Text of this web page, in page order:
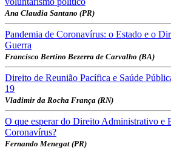
Ana Claudia Santano (PR)
Pandemia de Coronavírus: o Estado e o
Guerra
Francisco Bertino Bezerra de Carvalho (BA)
Direito de Reunião Pacífica e Saúde
19
Vladimir da Rocha França (RN)
O que esperar do Direito Administrativo e
Coronavírus?
Fernando Menegat (PR)